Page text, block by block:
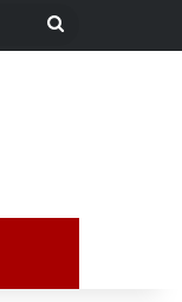
Search